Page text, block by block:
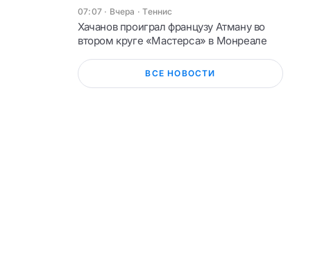
07:07 · Вчера ·Теннис
Хачанов проиграл французу Атману во
втором круге «Мастерса» в Монреале
ВСЕ НОВОСТИ